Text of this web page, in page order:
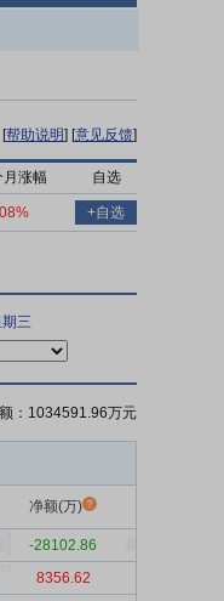
[帮助说明] [意见反馈]
月涨幅 自选
+自选
三
：1034591.96万元
净额(万)
-28102.86
8356.62